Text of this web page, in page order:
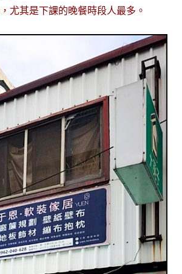
尤其是下課的晚餐時段人最多。